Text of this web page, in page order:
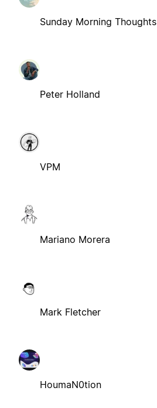
Sunday Morning Thoughts
Peter Holland
VPM
Mariano Morera
Mark Fletcher
HoumaN0tion